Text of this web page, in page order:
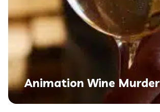
Animation Wine Murder